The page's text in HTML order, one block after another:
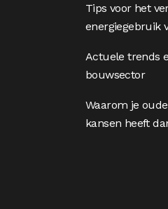
Tips voor het
energiegebruik
Actuele trends
bouwsector
Waarom je
kansen heeft